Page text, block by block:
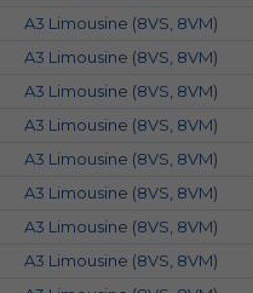
A3 Limousine (8VS, 8VM)
A3 Limousine (8VS, 8VM)
A3 Limousine (8VS, 8VM)
A3 Limousine (8VS, 8VM)
A3 Limousine (8VS, 8VM)
A3 Limousine (8VS, 8VM)
A3 Limousine (8VS, 8VM)
A3 Limousine (8VS, 8VM)